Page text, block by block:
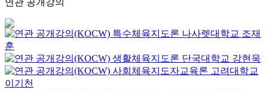
연관 공개강의
특수체육지도론 나사렛대학교 조재
훈
생활체육지도론 단국대학교 강현욱
사회체육지도자교육론 고려대학교
이기천